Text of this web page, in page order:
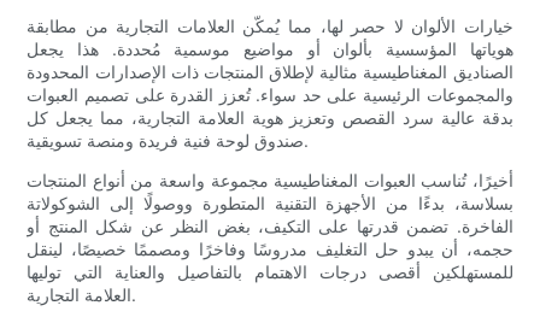
خيارات الألوان لا حصر لها، مما يُمكّن العلامات التجارية من مطابقة
هوياتها المؤسسية بألوان أو مواضيع موسمية مُحددة. هذا يجعل
الصناديق المغناطيسية مثالية لإطلاق المنتجات ذات الإصدارات المحدودة
والمجموعات الرئيسية على حد سواء. تُعزز القدرة على تصميم العبوات
بدقة عالية سرد القصص وتعزيز هوية العلامة التجارية، مما يجعل كل
صندوق لوحة فنية فريدة ومنصة تسويقية.
أخيرًا، تُناسب العبوات المغناطيسية مجموعة واسعة من أنواع المنتجات
بسلاسة، بدءًا من الأجهزة التقنية المتطورة ووصولًا إلى الشوكولاتة
الفاخرة. تضمن قدرتها على التكيف، بغض النظر عن شكل المنتج أو
حجمه، أن يبدو حل التغليف مدروسًا وفاخرًا ومصممًا خصيصًا، لينقل
للمستهلكين أقصى درجات الاهتمام بالتفاصيل والعناية التي توليها
العلامة التجارية.